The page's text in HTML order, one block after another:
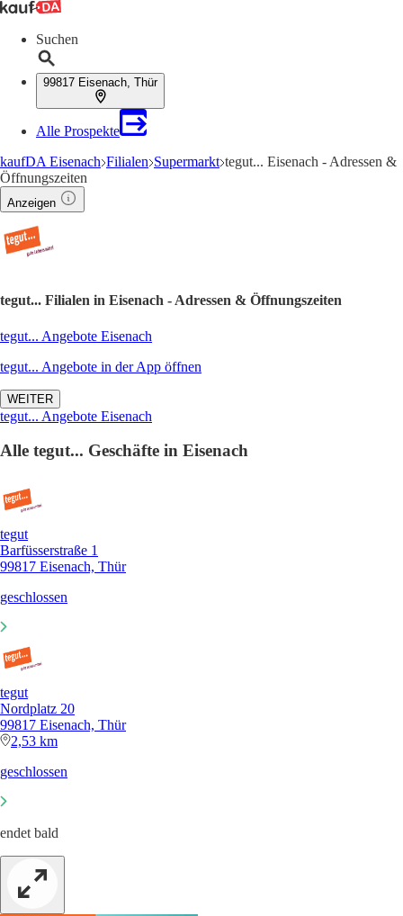
Suchen
99817 Eisenach, Thür
Alle Prospekte
kaufDA Eisenach Filialen Supermarkt tegut... Eisenach - Adressen &
Öffnungszeiten
Anzeigen
tegut... Filialen in Eisenach - Adressen & Öffnungszeiten
tegut... Angebote Eisenach
tegut... Angebote in der App öffnen
WEITER
tegut... Angebote Eisenach
Alle tegut... Geschäfte in Eisenach
tegut
Barfüsserstraße 1
99817 Eisenach, Thür
geschlossen
tegut
Nordplatz 20
99817 Eisenach, Thür
2,53 km
geschlossen
endet bald